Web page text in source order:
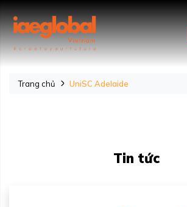
Trang chủ UniSC Adelaide
Tin tức